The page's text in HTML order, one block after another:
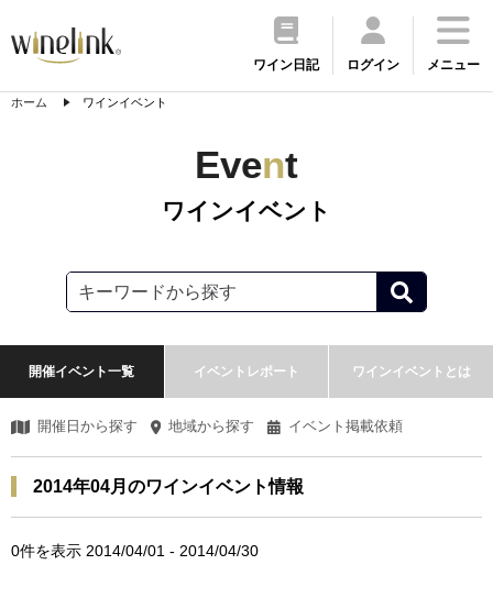
ワイン日記 ログイン メニュー
ホーム ワインイベント
Event
ワインイベント
開催イベント一覧 イベントレポート ワインイベントとは
開催日から探す 地域から探す イベント掲載依頼
2014年04月のワインイベント情報
0件を表示 2014/04/01 - 2014/04/30